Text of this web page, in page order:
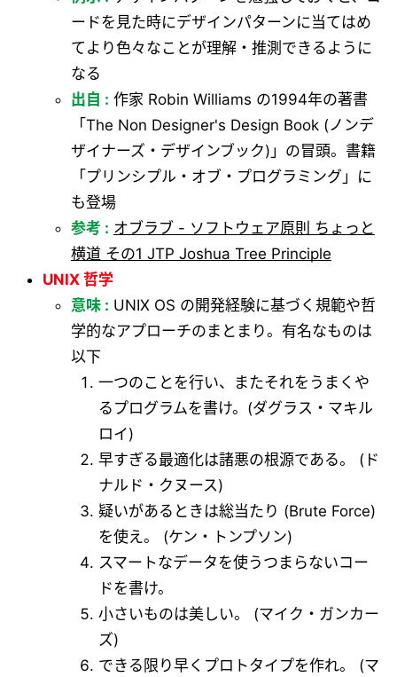
ードを見た時にデザインパターンに当てはめ
てより色々なことが理解・推測できるように
なる
出自 : 作家 Robin Williams の1994年の著書
「The Non Designer's Design Book (ノンデ
ザイナーズ・デザインブック)」の冒頭。書籍
「プリンシプル・オブ・プログラミング」に
も登場
参考 : オブラブ - ソフトウェア原則 ちょっと
横道 その1 JTP Joshua Tree Principle
UNIX 哲学
意味 : UNIX OS の開発経験に基づく規範や哲
学的なアプローチのまとまり。有名なものは
以下
一つのことを行い、またそれをうまくや
るプログラムを書け。(ダグラス・マキル
ロイ)
早すぎる最適化は諸悪の根源である。 (ド
ナルド・クヌース)
疑いがあるときは総当たり (Brute Force)
を使え。 (ケン・トンプソン)
スマートなデータを使うつまらないコー
ドを書け。
小さいものは美しい。 (マイク・ガンカー
ズ)
できる限り早くプロトタイプを作れ。 (マ